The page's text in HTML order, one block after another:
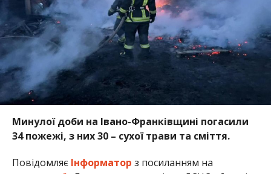
Минулої доби на Івано-Франківщині погасили
34 пожежі, з них 30 – сухої трави та сміття.
Повідомляє Інформатор з посиланням на